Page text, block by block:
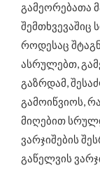
გამეორებათა
როდესაც
ასრულებთ,
გაზრდამ,
გამოიწვიოს,
მიღებით
ვარჯიშების
გაწელვის